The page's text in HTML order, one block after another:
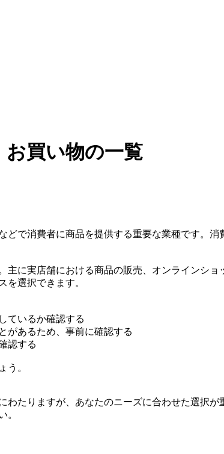
買い物の一覧
で消費者に商品を提供する重要な業種です。
に実店舗における商品の販売、オンラインシ
を選択できます。
ているか確認する
があるため、事前に確認する
認する
う。
たりますが、あなたのニーズに合わせた選択が
。